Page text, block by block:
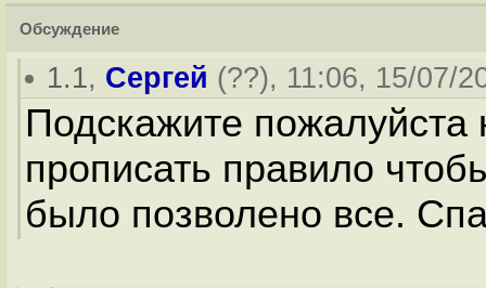
Обсуждение
1.1, Сергей (??), 11:06, 15/07/
Подскажите пожалуйста
прописать правило
было позволено все.